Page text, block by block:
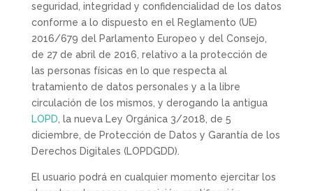
seguridad, integridad y confidencialidad de los datos
conforme a lo dispuesto en el Reglamento (UE)
2016/679 del Parlamento Europeo y del Consejo,
de 27 de abril de 2016, relativo a la protección de
las personas físicas en lo que respecta al
tratamiento de datos personales y a la libre
circulación de los mismos, y derogando la antigua
LOPD , la nueva Ley Orgánica 3/2018, de 5
diciembre, de Protección de Datos y Garantía de los
Derechos Digitales (LOPDGDD).
El usuario podrá en cualquier momento ejercitar los